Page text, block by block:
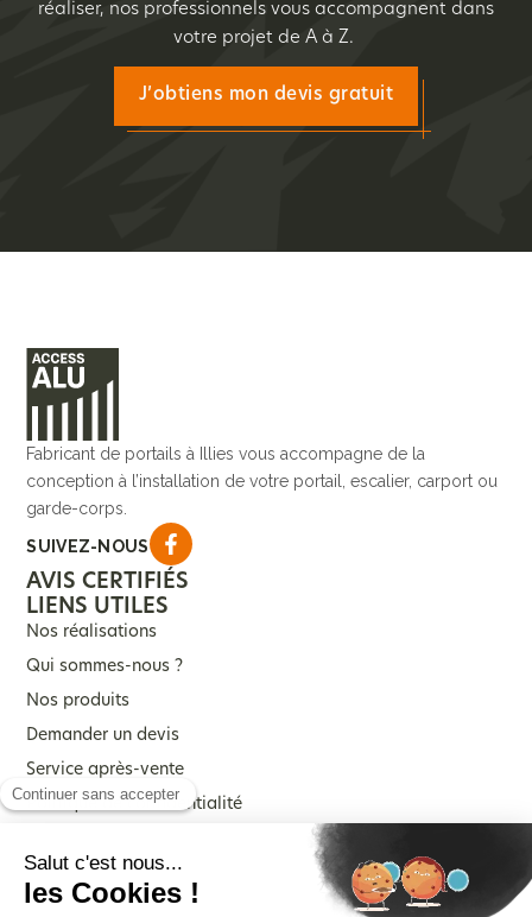
réaliser, nos professionnels vous accompagnent dans
votre projet de A à Z.
J’obtiens mon devis gratuit
Fabricant de portails à Illies vous accompagne de la
conception à l’installation de votre portail, escalier, carport ou
garde-corps.
SUIVEZ-NOUS
NOS PRODUITS
Portails
LIENS UTILES
Nos réalisations
Qui sommes-nous ?
Nos produits
Demander un devis
Service après-vente
Politique de confidentialité
AVIS CERTIFIÉS